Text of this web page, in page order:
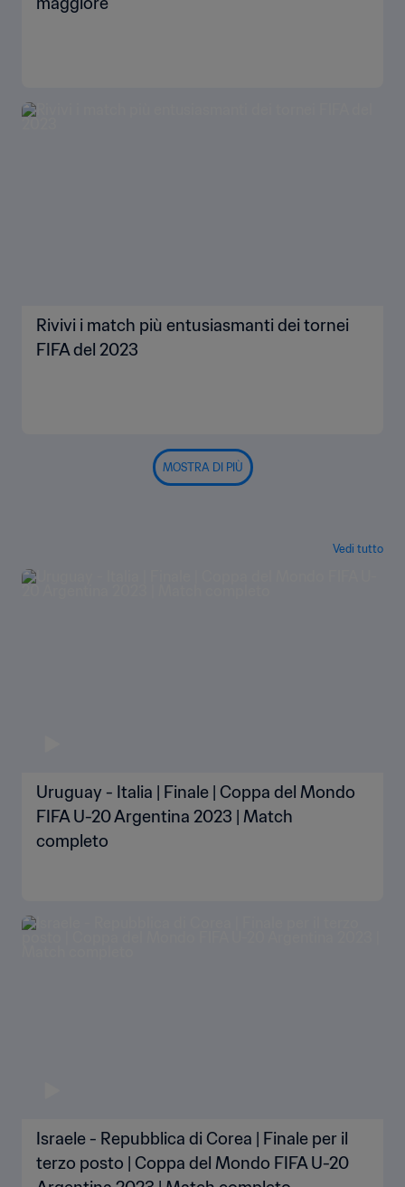
Rivivi i match più entusiasmanti dei tornei
FIFA del 2023
MOSTRA DI PIÙ
Vedi tutto
Uruguay - Italia | Finale | Coppa del Mondo
FIFA U-20 Argentina 2023 | Match
completo
Israele - Repubblica di Corea | Finale per il
terzo posto | Coppa del Mondo FIFA U-20